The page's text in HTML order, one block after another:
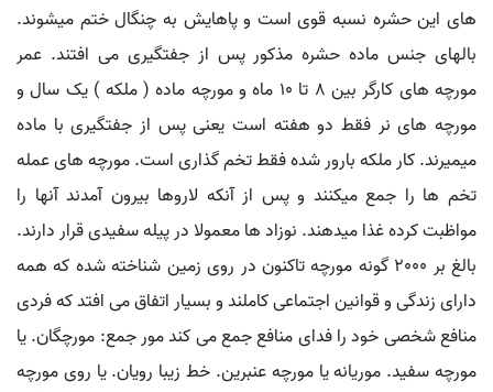
های این حشره نسبه قوی است و پاهایش به چنگال ختم میشوند.
بالهای جنس ماده حشره مذکور پس از جفتگیری می افتند. عمر
مورچه های کارگر بین ۸ تا ۱٠ ماه و مورچه ماده ( ملکه ) یک سال و
مورچه های نر فقط دو هفته است یعنی پس از جفتگیری با ماده
میمیرند. کار ملکه بارور شده فقط تخم گذاری است. مورچه های عمله
تخم ها را جمع میکنند و پس از آنکه لاروها بیرون آمدند آنها را
مواظبت کرده غذا میدهند. نوزاد ها معمولا در پیله سفیدی قرار دارند.
بالغ بر ۲٠٠٠ گونه مورچه تاکنون در روی زمین شناخته شده که همه
دارای زندگی و قوانین اجتماعی کاملند و بسیار اتفاق می افتد که فردی
منافع شخصی خود را فدای منافع جمع می کند مور جمع: مورچگان. یا
مورچه سفید. موریانه یا مورچه عنبرین. خط زیبا رویان. یا روی مورچه